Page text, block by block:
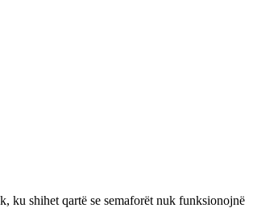
ku shihet qartë se semaforët nuk funksionojnë